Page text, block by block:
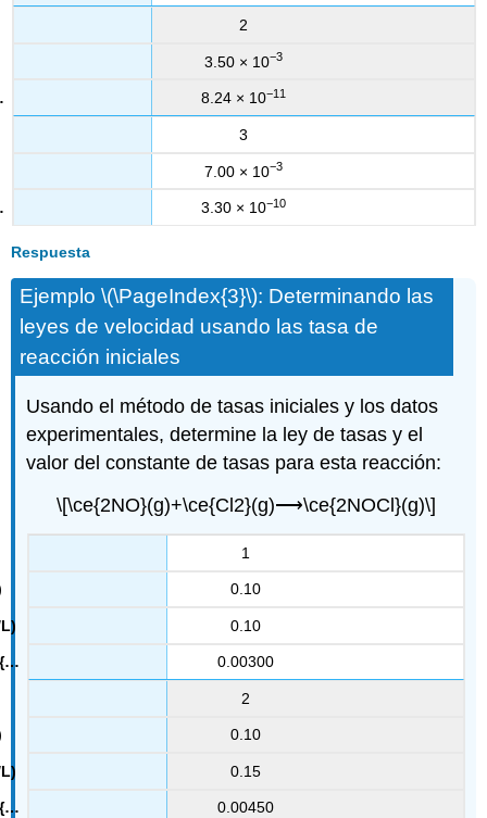
2
3.50 × 10−3
8.24 × 10−11
3
7.00 × 10−3
3.30 × 10−10
Respuesta
Ejemplo \(\PageIndex{3}\): Determinando las
leyes de velocidad usando las tasa de
reacción iniciales
Usando el método de tasas iniciales y los datos
experimentales, determine la ley de tasas y el
valor del constante de tasas para esta reacción:
\[\ce{2NO}(g)+\ce{Cl2}(g)⟶\ce{2NOCl}(g)\]
1
0.10
0.10
0.00300
2
0.10
0.15
0.00450